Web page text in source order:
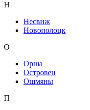
Н
Несвиж
Новополоцк
О
Орша
Островец
Ошмяны
П